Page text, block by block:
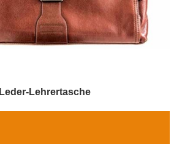
Leder-Lehrertasche